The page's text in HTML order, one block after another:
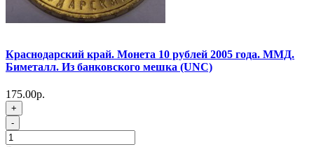
Краснодарский край. Монета 10 рублей 2005 года. ММД.
Биметалл. Из банковского мешка (UNC)
175.00р.
+
-